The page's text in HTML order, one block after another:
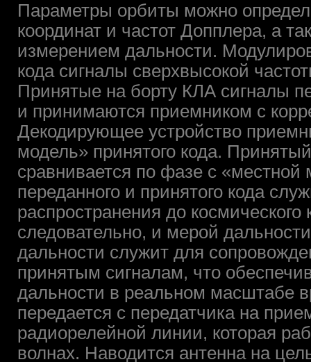
Параметры орбиты можно
координат и частот Допплера, а
измерением дальности.
кода сигналы сверхвысокой
Принятые на борту КЛА сигналы
и принимаются приемником с
Декодирующее устройство
модель» принятого кода.
сравнивается по фазе с
переданного и принятого кода
распространения до космического
следовательно, и мерой
дальности служит для
принятым сигналам, что
дальности в реальном масштабе
передается с передатчика на
радиорелейной линии, которая
волнах. Наводится антенна на